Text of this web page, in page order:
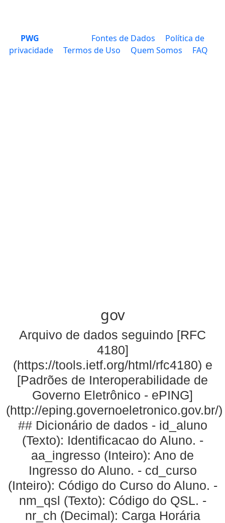
PWG Fontes de Dados
Política de
privacidade
Termos de Uso Quem Somos FAQ
gov
Arquivo de dados seguindo [RFC
4180]
(https://tools.ietf.org/html/rfc4180) e
[Padrões de Interoperabilidade de
Governo Eletrônico - ePING]
(http://eping.governoeletronico.gov.br/)
## Dicionário de dados - id_aluno
(Texto): Identificacao do Aluno. -
aa_ingresso (Inteiro): Ano de
Ingresso do Aluno. - cd_curso
(Inteiro): Código do Curso do Aluno. -
nm_qsl (Texto): Código do QSL. -
nr_ch (Decimal): Carga Horária